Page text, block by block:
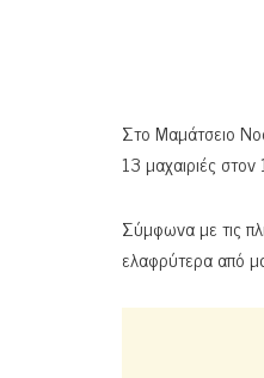
Στο Μαμάτσειο
13 μαχαιριές
Σύμφωνα με τις
ελαφρύτερα από